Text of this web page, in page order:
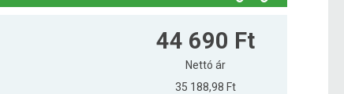
gumírozott 20 kg 86 590 Ft
129 690 Ft
44 690 Ft
Nettó ár
35 188,98 Ft